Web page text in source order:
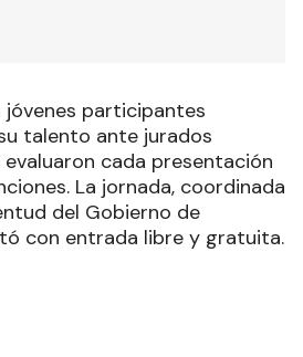
jóvenes participantes
talento ante jurados
cada presentación
La jornada, coordinada
del Gobierno de
con entrada libre y gratuita.